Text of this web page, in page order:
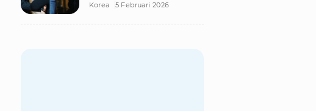
Frederic Arnault Picu
Korea 5 Februari 2026